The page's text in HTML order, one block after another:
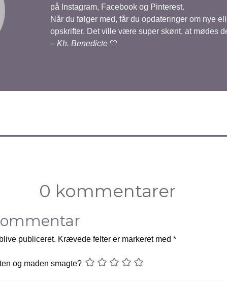
på Instagram, Facebook og Pinterest.
Når du følger med, får du opdateringer om nye
opskrifter. Det ville være super skønt, at mødes
– Kh. Benedicte 🤍
0 kommentarer
publiceret. Krævede felter er markeret med *
og maden smagte?